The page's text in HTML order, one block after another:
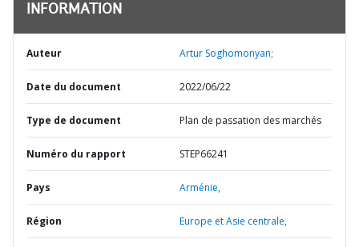
INFORMATION
Auteur Artur Soghomonyan;
Date du document 2022/06/22
Type de document Plan de passation des marchés
Numéro du rapport STEP66241
Pays Arménie,
Région Europe et Asie centrale,